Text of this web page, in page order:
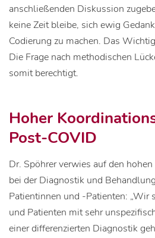
anschließenden Diskussion
keine Zeit bleibe, sich ewig
Codierung zu machen. Das
Die Frage nach methodischen
somit berechtigt.
Hoher
Post-COVID
Dr. Spöhrer verwies auf den
bei der Diagnostik und
Patientinnen und -Patienten: „Wir
und Patienten mit sehr
einer differenzierten Diagnostik